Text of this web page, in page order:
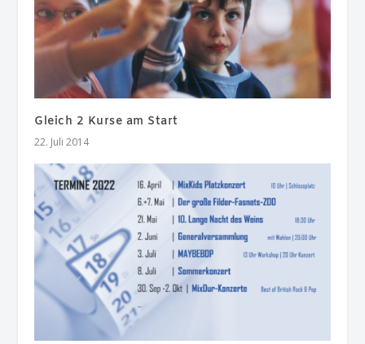
Gleich 2 Kurse am Start
22. Juli 2014